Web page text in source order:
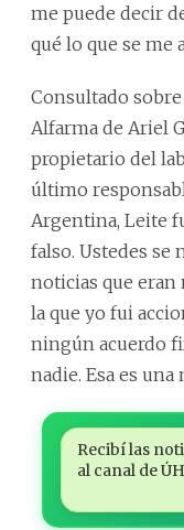
me puede decir
qué lo que se me
Consultado
Alfarma de Ariel
propietario del
último
Argentina, Leite
falso. Ustedes se
noticias que eran
la que yo fui
ningún acuerdo
nadie. Esa es
Recibí las
al canal de